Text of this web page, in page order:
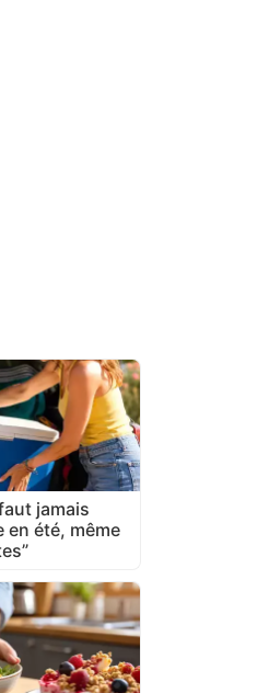
jamais
en été, même